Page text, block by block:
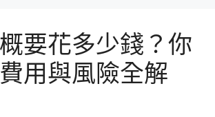
要花多少錢？你
用與風險全解